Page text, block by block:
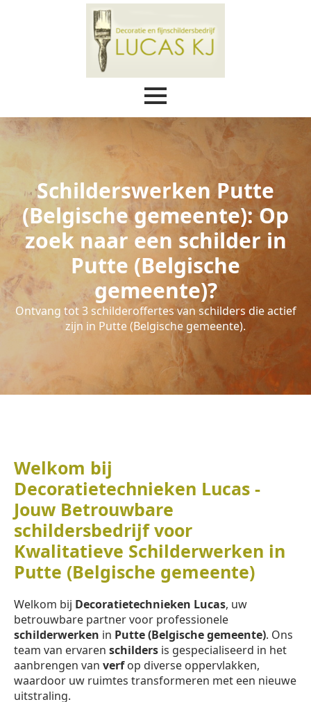
Schilderswerken Putte
(Belgische gemeente): Op
zoek naar een schilder in
Putte (Belgische
gemeente)?
Ontvang tot 3 schilderoffertes van schilders die actief
zijn in Putte (Belgische gemeente).
Welkom bij
Decoratietechnieken Lucas -
Jouw Betrouwbare
schildersbedrijf voor
Kwalitatieve Schilderwerken in
Putte (Belgische gemeente)
Welkom bij Decoratietechnieken Lucas, uw
betrouwbare partner voor professionele
schilderwerken in Putte (Belgische gemeente). Ons
team van ervaren schilders is gespecialiseerd in het
aanbrengen van verfop diverse oppervlakken,
waardoor uw ruimtes transformeren met een nieuwe
uitstraling.